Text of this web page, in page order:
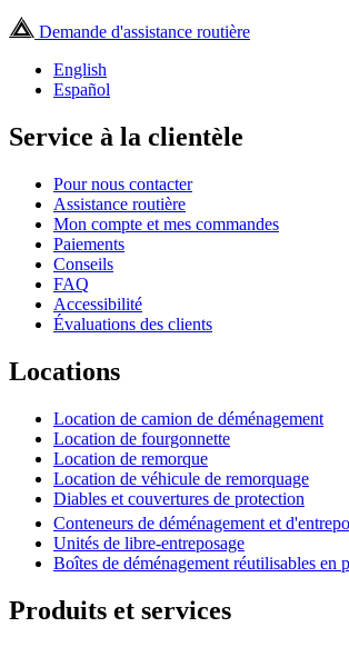
Demande d'assistance routière
English
Español
Service à la clientèle
Pour nous contacter
Assistance routière
Mon compte et mes commandes
Paiements
Conseils
FAQ
Accessibilité
Évaluations des clients
Locations
Location de camion de déménagement
Location de fourgonnette
Location de remorque
Location de véhicule de remorquage
Diables et couvertures de protection
Conteneurs de déménagement et
Unités de libre-entreposage
Boîtes de déménagement réutilisables en
Produits et services